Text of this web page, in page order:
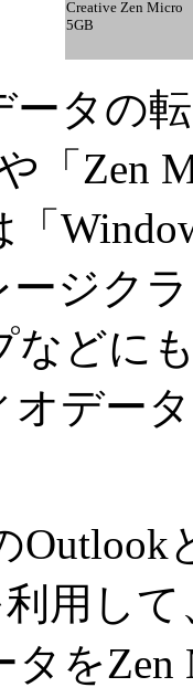
Creative Zen Micro
5GB
タの転
「Zen
ージク
などに
オデー
利用し
タを